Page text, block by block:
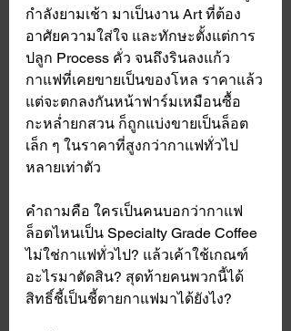
กำลังยามเช้า มาเป็นงาน Art ที่ต้อง
อาศัยความใส่ใจ และทักษะตั้งแต่การ
ปลูก Process คั่ว จนถึงรินลงแก้ว
กาแฟที่เคยขายเป็นของโหล ราคาแล้ว
แต่จะตกลงกันหน้าฟาร์มเหมือนซื้อ
กะหล่ำยกสวน ก็ถูกแบ่งขายเป็นล็อต
เล็ก ๆ ในราคาที่สูงกว่ากาแฟทั่วไป
หลายเท่าตัว
คำถามคือ ใครเป็นคนบอกว่ากาแฟ
ล็อตไหนเป็น Specialty Grade Coffee
ไม่ใช่กาแฟทั่วไป? แล้วเค้าใช้เกณฑ์
อะไรมาตัดสิน? สุดท้ายคนพวกนี้ได้
สิทธิ์ชี้เป็นชี้ตายกาแฟมาได้ยังไง?